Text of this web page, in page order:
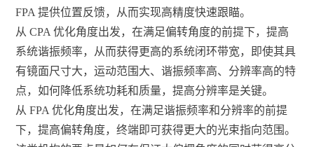
FPA 提供位置反馈，从而实现高精度快速跟瞄。
从 CPA 优化角度出发，在满足偏转角度的前提下，提高
系统谐振频率，从而获得更高的系统闭环带宽，即使其具
有镜面尺寸大，运动范围大、谐振频率高、分辨率高的特
点，如何降低系统功耗和质量，提高分辨率是关键。
从 FPA 优化角度出发，在满足谐振频率和分辨率的前提
下，提高偏转角度，终端即可获得更大的光束指向范围。